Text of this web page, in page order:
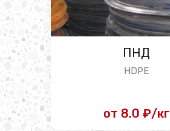
ПНД
HDPE
от 8.0 ₽/кг